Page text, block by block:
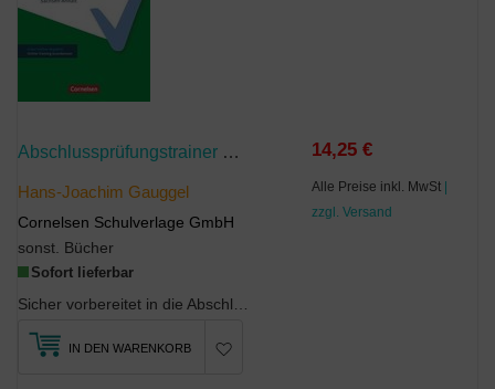
Abschlussprüfungstrainer Deutsch - Sachsen-Anhalt - 10. Schuljahr
Hans-Joachim Gauggel
Cornelsen Schulverlage GmbH
sonst. Bücher
Sofort lieferbar
14,25 €
Alle Preise inkl. MwSt |
zzgl. Versand
IN DEN WARENKORB